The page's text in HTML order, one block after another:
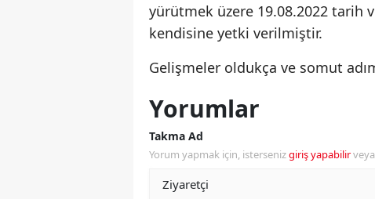
yürütmek üzere 19.08.2022 tarih
kendisine yetki verilmiştir.
Gelişmeler oldukça ve somut
Yorumlar
Takma Ad
Yorum yapmak için, istersenizgiriş yapabilirveya